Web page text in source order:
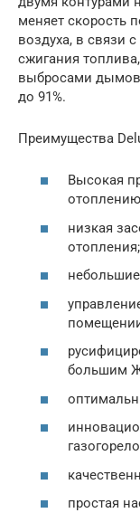
меняет скорость
воздуха, в связи
сжигания
выбросами
до 91%.
Преимущества
Высокая
низкая
отопления;
большим
простая